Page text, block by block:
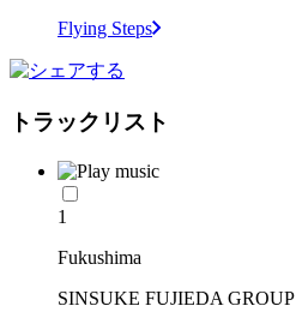
Flying Steps
トラックリスト
1
Fukushima
SINSUKE FUJIEDA GROUP